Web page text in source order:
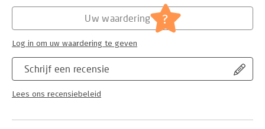
Schrijf een recensie
Lees ons recensiebeleid
Uw waardering ?
Log in om uw waardering te geven